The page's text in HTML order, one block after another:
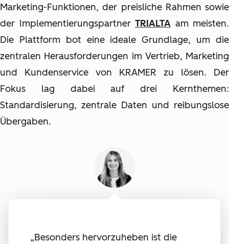
Marketing-Funktionen, der preisliche Rahmen sowie
der Implementierungspartner TRIALTA am meisten.
Die Plattform bot eine ideale Grundlage, um die
zentralen Herausforderungen im Vertrieb, Marketing
und Kundenservice von KRAMER zu lösen. Der
Fokus lag dabei auf drei Kernthemen:
Standardisierung, zentrale Daten und reibungslose
Übergaben.
„Besonders hervorzuheben ist die